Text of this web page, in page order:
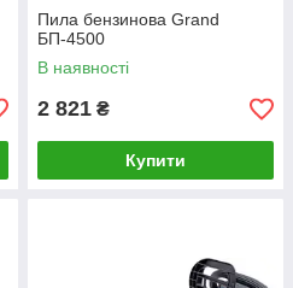
Пила бензинова Grand
БП-4500
В наявності
2 821 ₴
Купити